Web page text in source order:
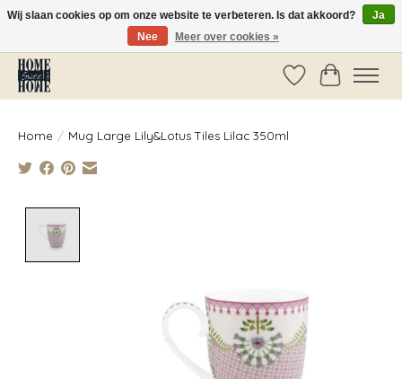
Vóór 14:00 besteld, dezelfde dag verzonden!
Verlanglijst
Home / Mug Large Lily&Lotus Tiles Lilac 350ml
Wij slaan cookies op om onze website te verbeteren. Is dat akkoord?
Ja
Nee
Meer over cookies »